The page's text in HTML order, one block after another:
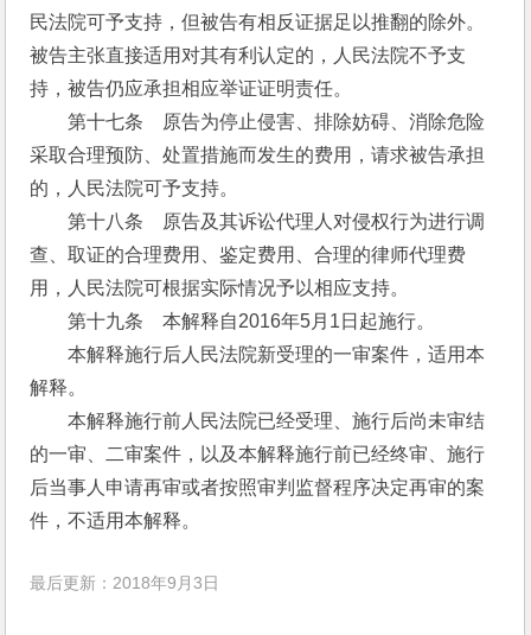
民法院可予支持，但被告有相反证据足以推翻的除外。
被告主张直接适用对其有利认定的，人民法院不予支
持，被告仍应承担相应举证证明责任。
第十七条　原告为停止侵害、排除妨碍、消除危险
采取合理预防、处置措施而发生的费用，请求被告承担
的，人民法院可予支持。
第十八条　原告及其诉讼代理人对侵权行为进行调
查、取证的合理费用、鉴定费用、合理的律师代理费
用，人民法院可根据实际情况予以相应支持。
第十九条　本解释自2016年5月1日起施行。
本解释施行后人民法院新受理的一审案件，适用本
解释。
本解释施行前人民法院已经受理、施行后尚未审结
的一审、二审案件，以及本解释施行前已经终审、施行
后当事人申请再审或者按照审判监督程序决定再审的案
件，不适用本解释。
最后更新：2018年9月3日